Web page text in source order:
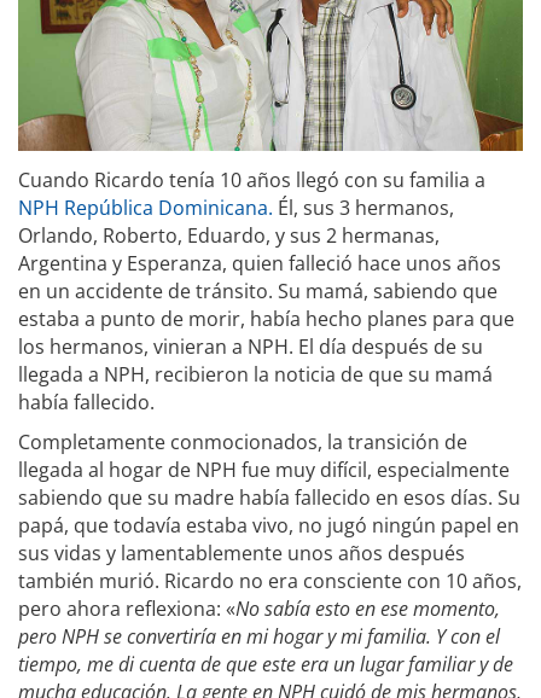
Cuando Ricardo tenía 10 años llegó con su familia a
NPH República Dominicana. Él, sus 3 hermanos,
Orlando, Roberto, Eduardo, y sus 2 hermanas,
Argentina y Esperanza, quien falleció hace unos años
en un accidente de tránsito. Su mamá, sabiendo que
estaba a punto de morir, había hecho planes para que
los hermanos, vinieran a NPH. El día después de su
llegada a NPH, recibieron la noticia de que su mamá
había fallecido.
Completamente conmocionados, la transición de
llegada al hogar de NPH fue muy difícil, especialmente
sabiendo que su madre había fallecido en esos días. Su
papá, que todavía estaba vivo, no jugó ningún papel en
sus vidas y lamentablemente unos años después
también murió. Ricardo no era consciente con 10 años,
pero ahora reflexiona: «No sabía esto en ese momento,
pero NPH se convertiría en mi hogar y mi familia. Y con el
tiempo, me di cuenta de que este era un lugar familiar y de
mucha educación. La gente en NPH cuidó de mis hermanos,